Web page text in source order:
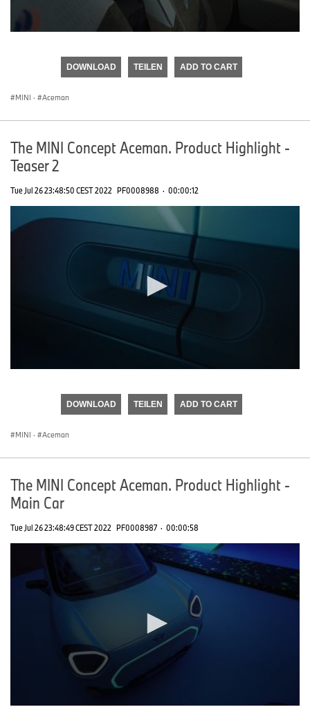
DOWNLOAD TEILEN ADD TO CART
MINI · Aceman
The MINI Concept Aceman. Product Highlight -
Teaser 2
Tue Jul 26 23:48:50 CEST 2022 PF0008988 · 00:00:12
DOWNLOAD TEILEN ADD TO CART
MINI · Aceman
The MINI Concept Aceman. Product Highlight -
Main Car
Tue Jul 26 23:48:49 CEST 2022 PF0008987 · 00:00:58